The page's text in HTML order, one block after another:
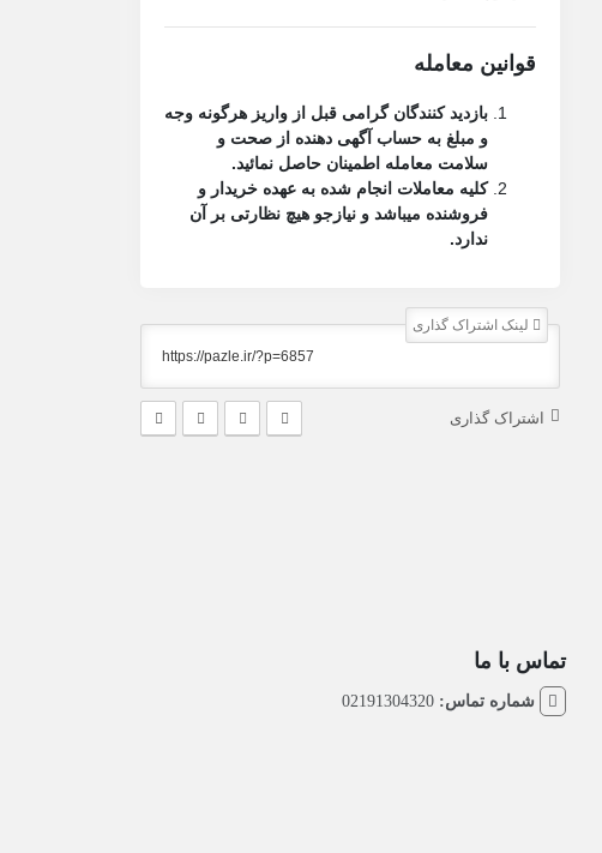
قوانین معامله
بازدید کنندگان گرامی قبل از واریز هرگونه وجه
و مبلغ به حساب آگهی دهنده از صحت و
سلامت معامله اطمینان حاصل نمائید.
کلیه معاملات انجام شده به عهده خریدار و
فروشنده میباشد و نیازجو هیچ نظارتی بر آن
ندارد.
لینک اشتراک گذاری
اشتراک گذاری
تماس با ما
شماره تماس: 02191304320